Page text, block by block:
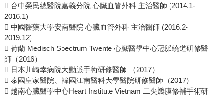
 台中榮民總醫院嘉義分院 心臟血管外科 主治醫師 (2014.1-
2016.1)
 中國醫藥大學安南醫院 心臟血管外科 主治醫師 (2016.2-
2019.12)
 荷蘭 Medisch Spectrum Twente 心臟醫學中心冠脈繞道研修醫
師（2016）
 日本川崎幸病院大動脈手術研修醫師 （2017）
 泰國皇家醫院、韓國江南醫科大學醫院研修醫師（2017）
 越南心臟醫學中心Heart Institute Vietnam 二尖瓣膜修補手術研